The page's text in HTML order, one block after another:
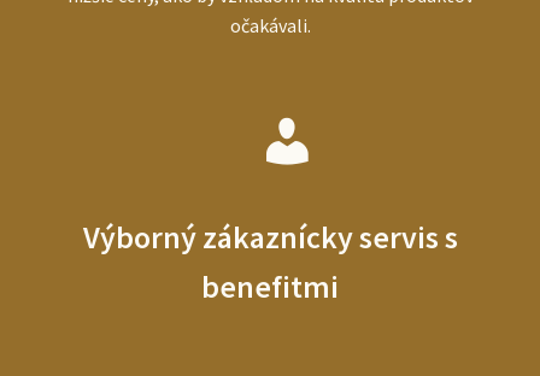
očakávali.
Výborný zákaznícky servis s
benefitmi